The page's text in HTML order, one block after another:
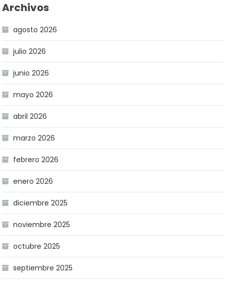
Archivos
agosto 2026
julio 2026
junio 2026
mayo 2026
abril 2026
marzo 2026
febrero 2026
enero 2026
diciembre 2025
noviembre 2025
octubre 2025
septiembre 2025